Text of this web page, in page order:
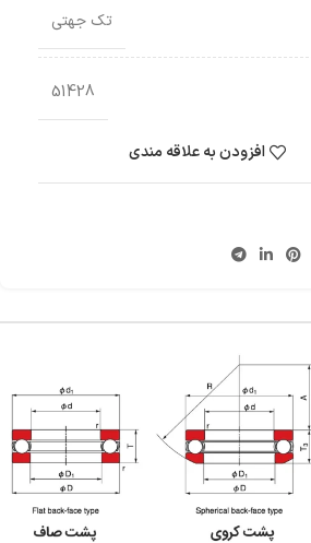
تک جهتی
51428
افزودن به علاقه مندی